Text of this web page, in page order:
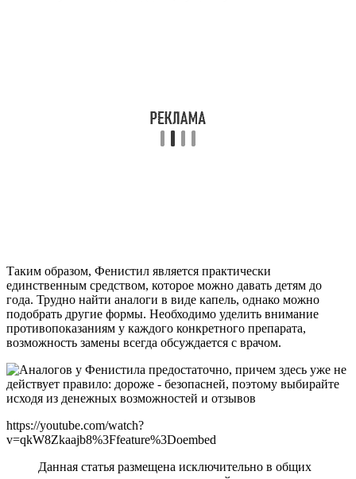
Таким образом, Фенистил является практически
единственным средством, которое можно давать детям до
года. Трудно найти аналоги в виде капель, однако можно
подобрать другие формы. Необходимо уделить внимание
противопоказаниям у каждого конкретного препарата,
возможность замены всегда обсуждается с врачом.
https://youtube.com/watch?
v=qkW8Zkaajb8%3Ffeature%3Doembed
Данная статья размещена исключительно в общих